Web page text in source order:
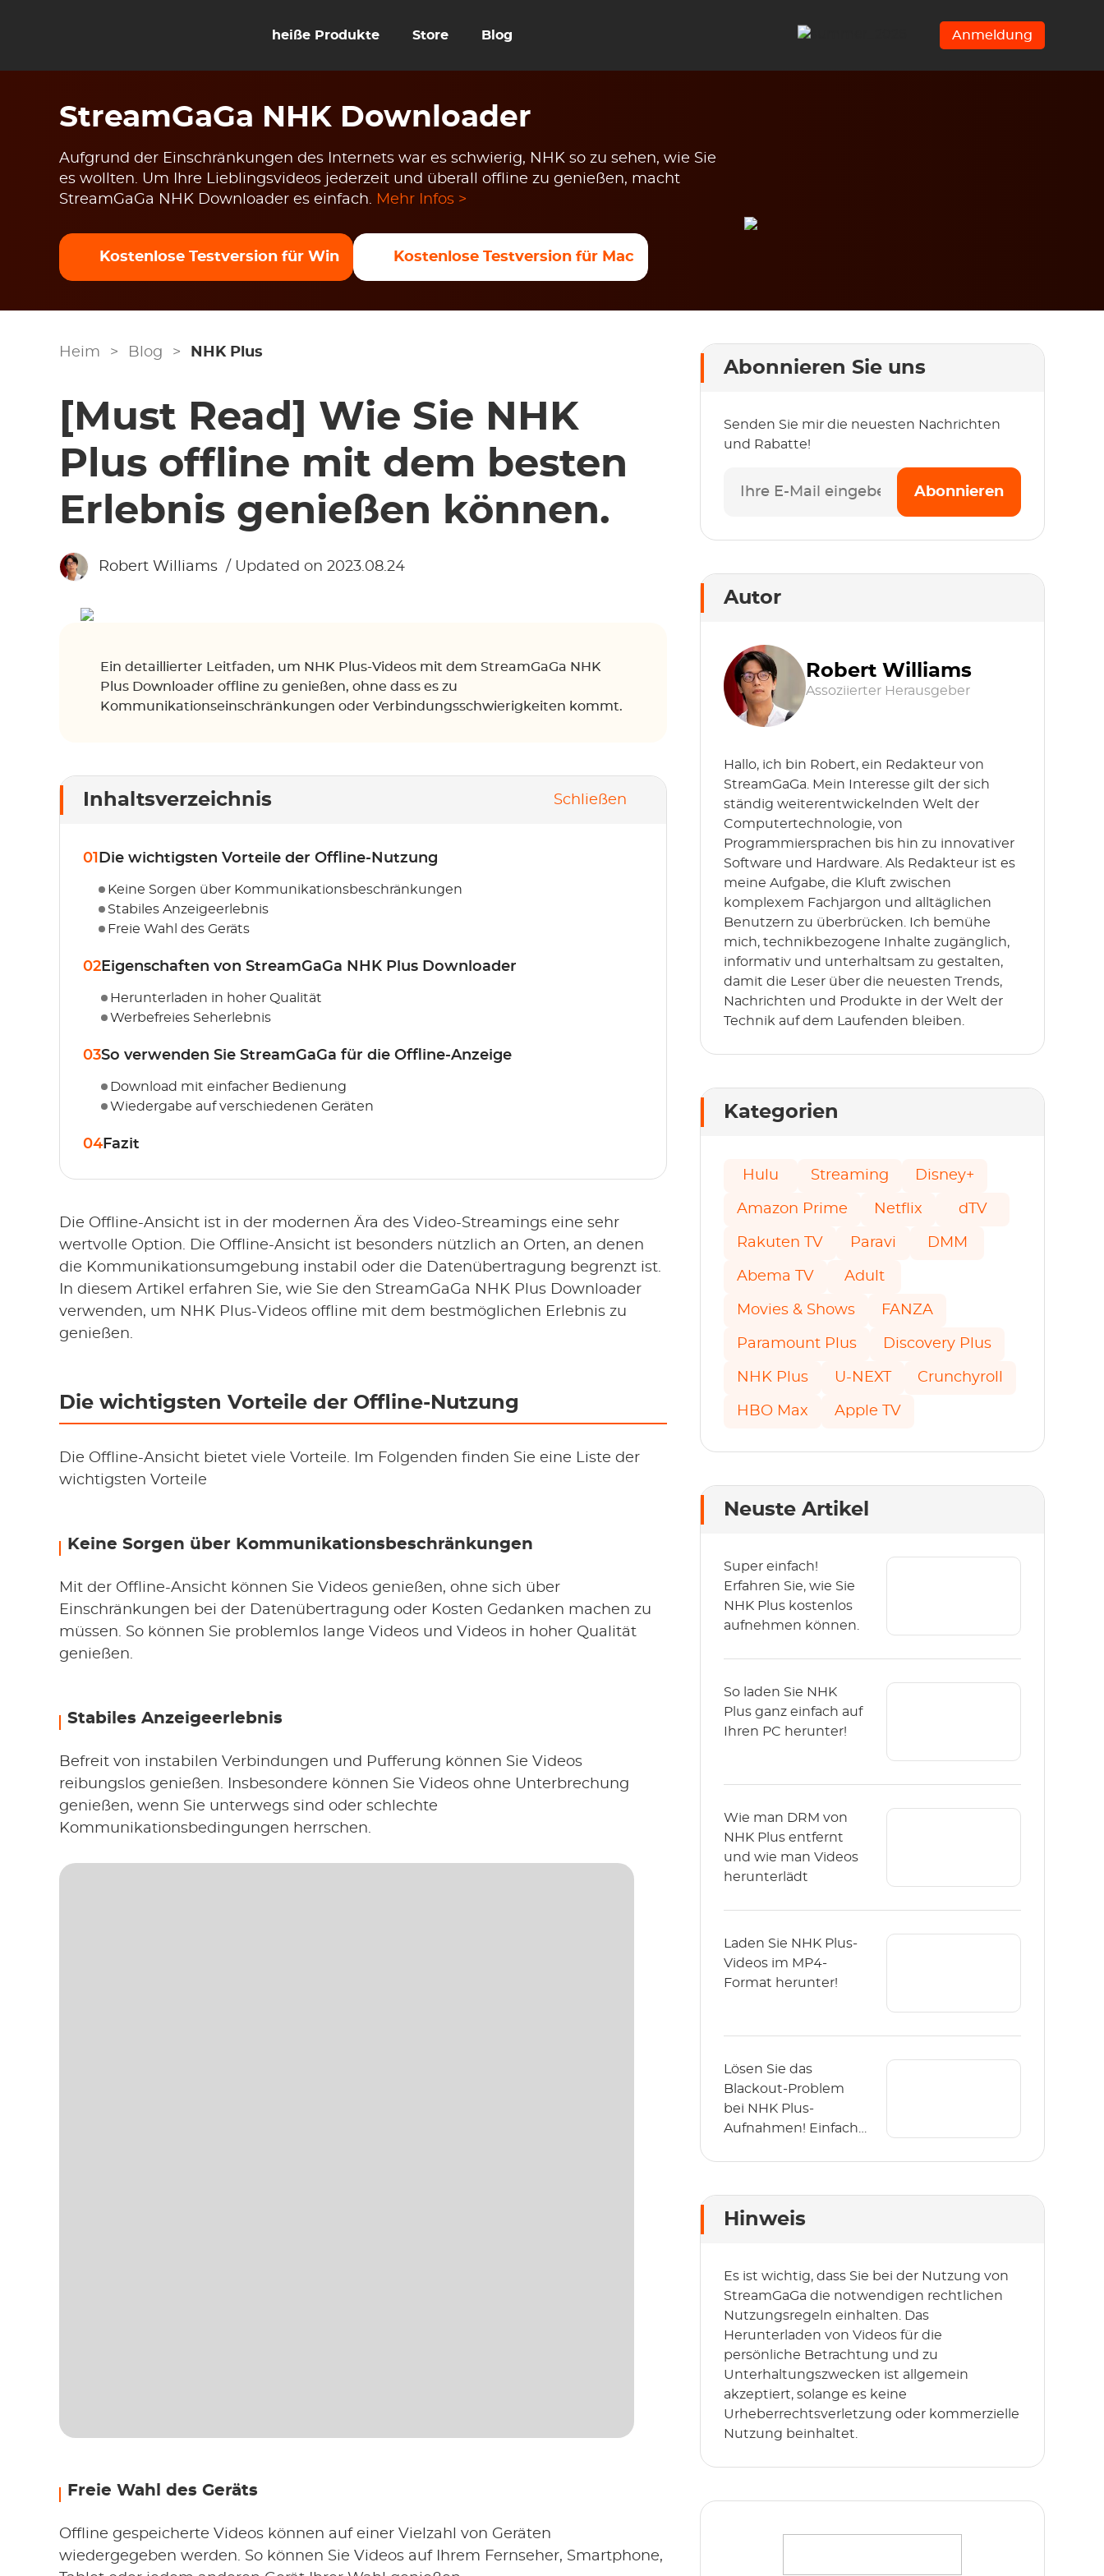
heiße Produkte Store Blog Anmeldung
StreamGaGa NHK Downloader
Aufgrund der Einschränkungen des Internets war es schwierig, NHK so zu sehen, wie Sie
es wollten. Um Ihre Lieblingsvideos jederzeit und überall offline zu genießen, macht
StreamGaGa NHK Downloader es einfach. Mehr Infos >
Kostenlose Testversion für Win Kostenlose Testversion für Mac
Heim > Blog > NHK Plus
[Must Read] Wie Sie NHK
Plus offline mit dem besten
Erlebnis genießen können.
Robert Williams / Updated on 2023.08.24
Ein detaillierter Leitfaden, um NHK Plus-Videos mit dem StreamGaGa NHK
Plus Downloader offline zu genießen, ohne dass es zu
Kommunikationseinschränkungen oder Verbindungsschwierigkeiten kommt.
Inhaltsverzeichnis Schließen
01 Die wichtigsten Vorteile der Offline-Nutzung
Keine Sorgen über Kommunikationsbeschränkungen
Stabiles Anzeigeerlebnis
Freie Wahl des Geräts
02 Eigenschaften von StreamGaGa NHK Plus Downloader
Herunterladen in hoher Qualität
Werbefreies Seherlebnis
03So verwenden Sie StreamGaGa für die Offline-Anzeige
Download mit einfacher Bedienung
Wiedergabe auf verschiedenen Geräten
04 Fazit
Die Offline-Ansicht ist in der modernen Ära des Video-Streamings eine sehr
wertvolle Option. Die Offline-Ansicht ist besonders nützlich an Orten, an denen
die Kommunikationsumgebung instabil oder die Datenübertragung begrenzt ist.
In diesem Artikel erfahren Sie, wie Sie den StreamGaGa NHK Plus Downloader
verwenden, um NHK Plus-Videos offline mit dem bestmöglichen Erlebnis zu
genießen.
Die wichtigsten Vorteile der Offline-Nutzung
Die Offline-Ansicht bietet viele Vorteile. Im Folgenden finden Sie eine Liste der
wichtigsten Vorteile
Keine Sorgen über Kommunikationsbeschränkungen
Mit der Offline-Ansicht können Sie Videos genießen, ohne sich über
Einschränkungen bei der Datenübertragung oder Kosten Gedanken machen zu
müssen. So können Sie problemlos lange Videos und Videos in hoher Qualität
genießen.
Stabiles Anzeigeerlebnis
Befreit von instabilen Verbindungen und Pufferung können Sie Videos
reibungslos genießen. Insbesondere können Sie Videos ohne Unterbrechung
genießen, wenn Sie unterwegs sind oder schlechte
Kommunikationsbedingungen herrschen.
Freie Wahl des Geräts
Offline gespeicherte Videos können auf einer Vielzahl von Geräten
wiedergegeben werden. So können Sie Videos auf Ihrem Fernseher, Smartphone,
Abonnieren Sie uns
Senden Sie mir die neuesten Nachrichten
und Rabatte!
Abonnieren
Autor
Robert Williams
Assoziierter Herausgeber
Hallo, ich bin Robert, ein Redakteur von
StreamGaGa. Mein Interesse gilt der sich
ständig weiterentwickelnden Welt der
Computertechnologie, von
Programmiersprachen bis hin zu innovativer
Software und Hardware. Als Redakteur ist es
meine Aufgabe, die Kluft zwischen
komplexem Fachjargon und alltäglichen
Benutzern zu überbrücken. Ich bemühe
mich, technikbezogene Inhalte zugänglich,
informativ und unterhaltsam zu gestalten,
damit die Leser über die neuesten Trends,
Nachrichten und Produkte in der Welt der
Technik auf dem Laufenden bleiben.
Kategorien
Hulu Streaming Disney+
Amazon Prime Netflix dTV
Rakuten TV Paravi DMM
Abema TV Adult
Movies & Shows FANZA
Paramount Plus Discovery Plus
NHK Plus U-NEXT Crunchyroll
HBO Max Apple TV
Neuste Artikel
Super einfach!
Erfahren Sie, wie Sie
NHK Plus kostenlos
aufnehmen können.
So laden Sie NHK
Plus ganz einfach auf
Ihren PC herunter!
Wie man DRM von
NHK Plus entfernt
und wie man Videos
herunterlädt
Laden Sie NHK Plus-
Videos im MP4-
Format herunter!
Lösen Sie das
Blackout-Problem
bei NHK Plus-
Aufnahmen! Einfache
Hinweis
Es ist wichtig, dass Sie bei der Nutzung von
StreamGaGa die notwendigen rechtlichen
Nutzungsregeln einhalten. Das
Herunterladen von Videos für die
persönliche Betrachtung und zu
Unterhaltungszwecken ist allgemein
akzeptiert, solange es keine
Urheberrechtsverletzung oder kommerzielle
Nutzung beinhaltet.